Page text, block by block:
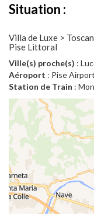
Situation :
Villa de Luxe >
Pise Littoral
Ville(s) proche(s) :
Aéroport : Pise
Station de Train :